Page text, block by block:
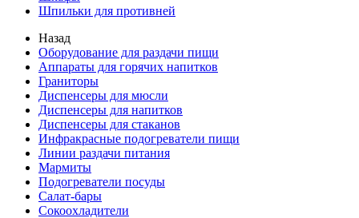
Шпильки для противней
Назад
Оборудование для раздачи пищи
Аппараты для горячих напитков
Граниторы
Диспенсеры для мюсли
Диспенсеры для напитков
Диспенсеры для стаканов
Инфракрасные подогреватели пищи
Линии раздачи питания
Мармиты
Подогреватели посуды
Салат-бары
Сокоохладители